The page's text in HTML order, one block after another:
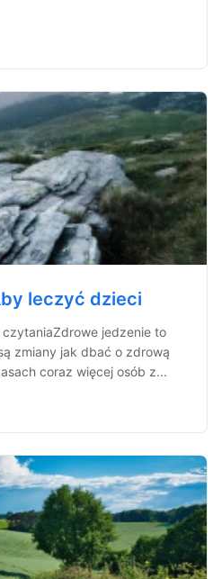
leczyć dzieci
jedzenie to
zmiany jak dbać o zdrową
coraz więcej osób z...